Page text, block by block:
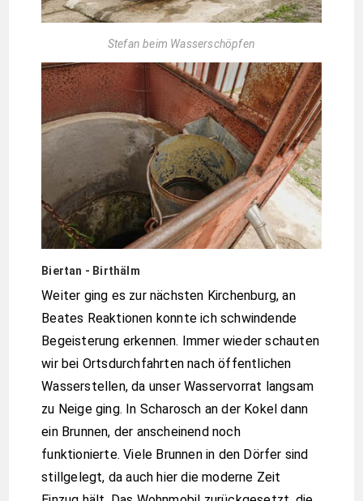
Stefan beim Wasserschöpfen
Biertan - Birthälm
Weiter ging es zur nächsten Kirchenburg, an
Beates Reaktionen konnte ich schwindende
Begeisterung erkennen. Immer wieder schauten
wir bei Ortsdurchfahrten nach öffentlichen
Wasserstellen, da unser Wasservorrat langsam
zu Neige ging. In Scharosch an der Kokel dann
ein Brunnen, der anscheinend noch
funktionierte. Viele Brunnen in den Dörfer sind
stillgelegt, da auch hier die moderne Zeit